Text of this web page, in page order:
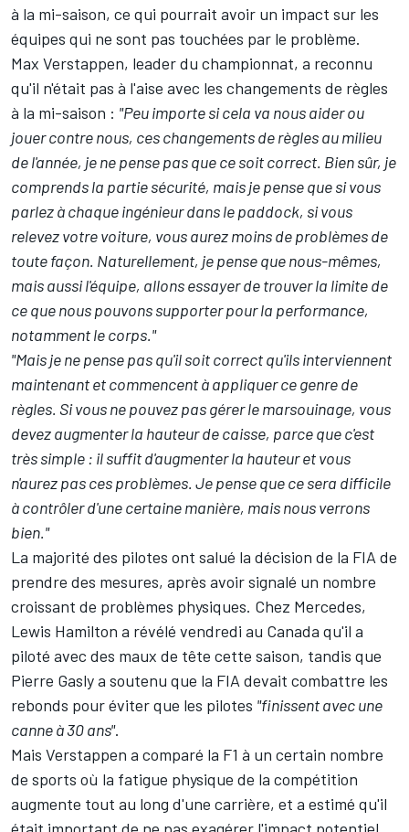
à la mi-saison, ce qui pourrait avoir un impact sur les
équipes qui ne sont pas touchées par le problème.
Max Verstappen, leader du championnat, a reconnu
qu'il n'était pas à l'aise avec les changements de règles
à la mi-saison : "Peu importe si cela va nous aider ou
jouer contre nous, ces changements de règles au milieu
de l'année, je ne pense pas que ce soit correct. Bien sûr, je
comprends la partie sécurité, mais je pense que si vous
parlez à chaque ingénieur dans le paddock, si vous
relevez votre voiture, vous aurez moins de problèmes de
toute façon. Naturellement, je pense que nous-mêmes,
mais aussi l'équipe, allons essayer de trouver la limite de
ce que nous pouvons supporter pour la performance,
notamment le corps."
"Mais je ne pense pas qu'il soit correct qu'ils interviennent
maintenant et commencent à appliquer ce genre de
règles. Si vous ne pouvez pas gérer le marsouinage, vous
devez augmenter la hauteur de caisse, parce que c'est
très simple : il suffit d'augmenter la hauteur et vous
n'aurez pas ces problèmes. Je pense que ce sera difficile
à contrôler d'une certaine manière, mais nous verrons
bien."
La majorité des pilotes ont salué la décision de la FIA de
prendre des mesures, après avoir signalé un nombre
croissant de problèmes physiques. Chez Mercedes,
Lewis Hamilton a révélé vendredi au Canada qu'il a
piloté avec des maux de tête cette saison, tandis que
Pierre Gaslya soutenu que la FIA devait combattre les
rebonds pour éviter que les pilotes "finissent avec une
canne à 30 ans".
Mais Verstappen a comparé la F1 à un certain nombre
de sports où la fatigue physique de la compétition
augmente tout au long d'une carrière, et a estimé qu'il